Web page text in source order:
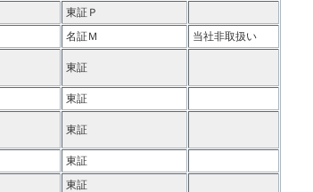
東証Ｐ
名証Ｍ 当社非取扱い
東証
東証
東証
東証
東証